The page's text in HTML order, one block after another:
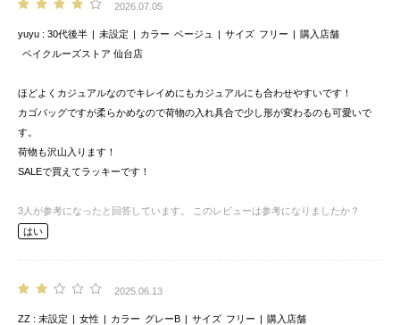
2026.07.05
yuyu 30代後半 未設定 カラー ベージュ サイズ フリー
購入店舗
ベイクルーズストア 仙台店
ほどよくカジュアルなのでキレイめにもカジュアルにも合わせやすいです！
カゴバッグですが柔らかめなので荷物の入れ具合で少し形が変わるのも可愛いで
す。
荷物も沢山入ります！
SALEで買えてラッキーです！
3 人が参考になったと回答しています。
このレビューは参考になりましたか？
はい
2025.06.13
ZZ 未設定 女性 カラー グレーB サイズ フリー
購入店舗